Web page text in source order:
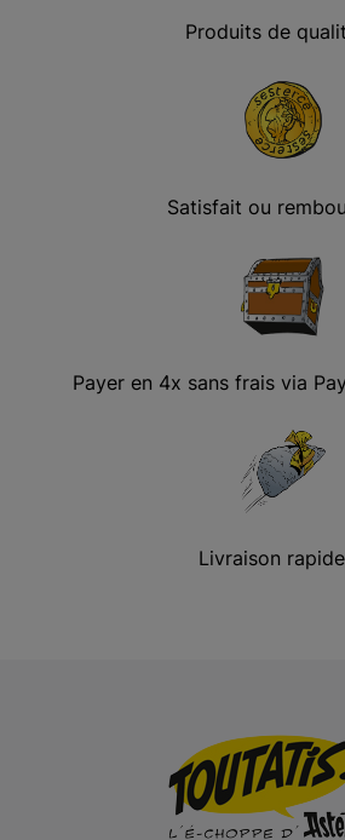
Produits de
Satisfait ou
Payer en 4x sans frais via
Livraison rapide